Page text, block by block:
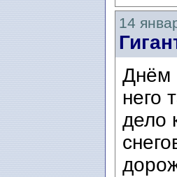
14
Днём
него
дело